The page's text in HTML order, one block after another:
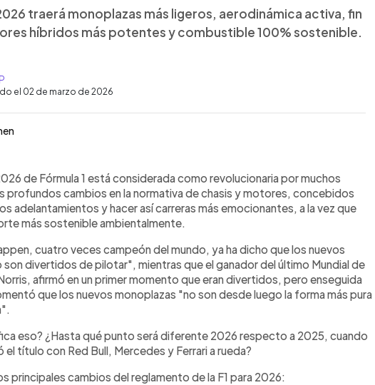
traerá monoplazas más ligeros, aerodinámica activa, fin
híbridos más potentes y combustible 100% sostenible.
el 02 de marzo de 2026
artículo
2026 de Fórmula 1 marcará una revolución con cambios en
técnico, chasis y unidades de potencia. Los monoplazas serán
cortos y estrechos, con neumáticos más angostos y
activa. Desaparece el DRS y llegan los modos Z y X, además
de potencia incrementarán casi 300% la energía eléctrica y
el motor híbrido. También se usará combustible 100%
Mientras la FIA busca mayor competitividad y sostenibilidad,
Max Verstappen y Lando Norris han expresado dudas sobre el
de Fórmula 1 está considerada como revolucionaria por muchos
profundos cambios en la normativa de chasis y motores, concebidos
adelantamientos y hacer así carreras más emocionantes, a la vez que
más sostenible ambientalmente.
cuatro veces campeón del mundo, ya ha dicho que los nuevos
son divertidos de pilotar", mientras que el ganador del último Mundial de
afirmó en un primer momento que eran divertidos, pero enseguida
que los nuevos monoplazas "no son desde luego la forma más pura
eso? ¿Hasta qué punto será diferente 2026 respecto a 2025, cuando
el título con Red Bull, Mercedes y Ferrari a rueda?
principales cambios del reglamento de la F1 para 2026: